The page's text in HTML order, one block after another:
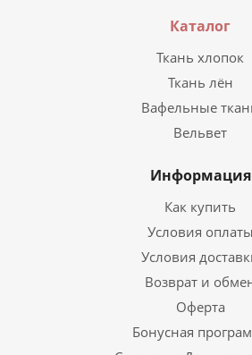
Каталог
Ткань хлопок
Ткань лён
Вафельные
Вельвет
Информация
Как купить
Условия оплаты
Условия
Возврат и
Оферта
Бонусная